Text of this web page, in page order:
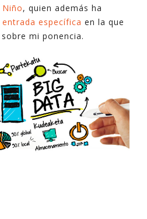
, quien además ha
entrada específica en la que
mi ponencia.